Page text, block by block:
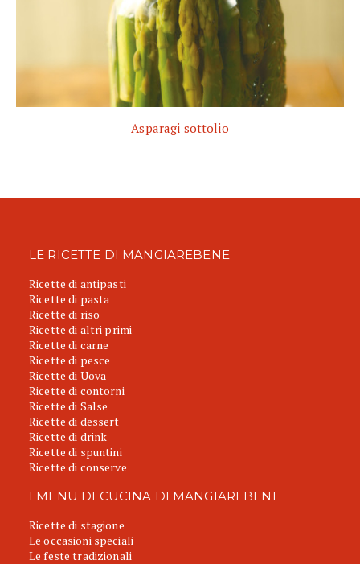
Asparagi sottolio
LE RICETTE DI MANGIAREBENE
Ricette di antipasti
Ricette di pasta
Ricette di riso
Ricette di altri primi
Ricette di carne
Ricette di pesce
Ricette di Uova
Ricette di contorni
Ricette di Salse
Ricette di dessert
Ricette di drink
Ricette di spuntini
Ricette di conserve
I MENU DI CUCINA DI MANGIAREBENE
Ricette di stagione
Le occasioni speciali
Le feste tradizionali